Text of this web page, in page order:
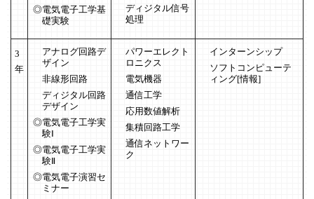
電気電子工学基
礎実験
ディジタル信号
処理
3
年
アナログ回路デ
ザイン
非線形回路
ディジタル回路
デザイン
電気電子工学実
験Ⅰ
電気電子工学実
験Ⅱ
電気電子演習セ
ミナー
パワーエレクト
ロニクス
電気機器
通信工学
応用数値解析
集積回路工学
通信ネットワー
ク
インターンシップ
ソフトコンピューテ
ィング[情報]